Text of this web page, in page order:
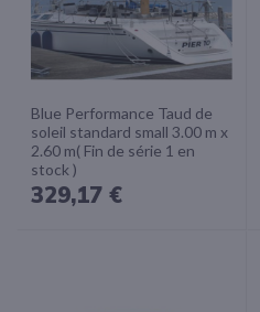
Blue Performance Taud de
soleil standard small 3.00 m x
2.60 m( Fin de série 1 en
stock )
329,17 €